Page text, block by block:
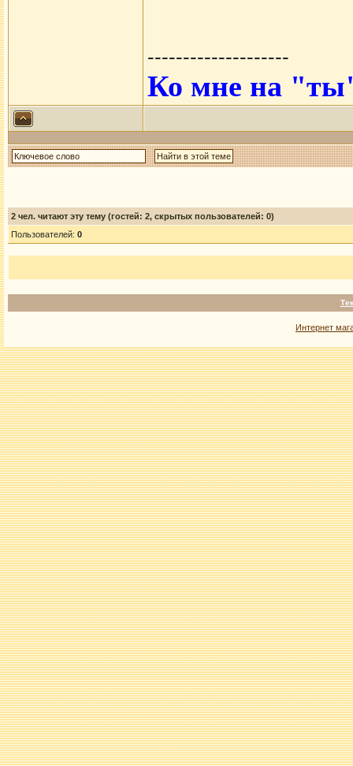
--------------------
Ко мне на
2чел. читают эту тему (гостей: 2, скрытых пользователей: 0)
Пользователей: 0
Интернет